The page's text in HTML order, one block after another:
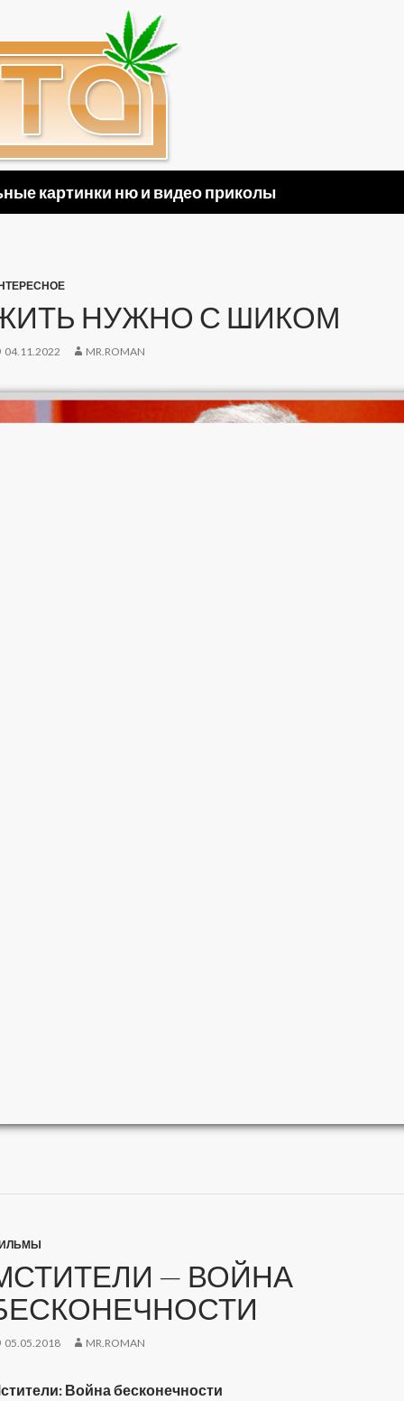
картинки ню и видео приколы
НУЖНО С ШИКОМ
04.11.2022 MR.ROMAN
— ВОЙНА
05.05.2018 MR.ROMAN
Война бесконечности